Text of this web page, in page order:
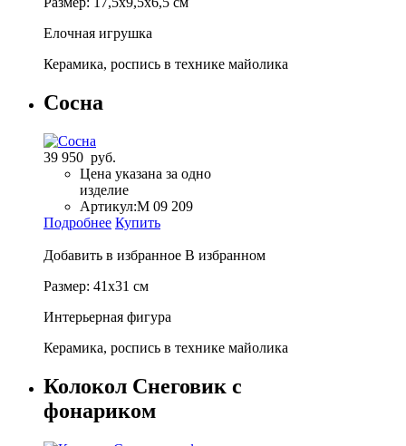
Елочная игрушка
Керамика, роспись в технике майолика
Сосна
39 950 руб.
Цена указана за одно
изделие
Артикул:M 09 209
Подробнее Купить
Добавить в избранное В избранном
Размер: 41х31 см
Интерьерная фигура
Керамика, роспись в технике майолика
Колокол Снеговик с
фонариком